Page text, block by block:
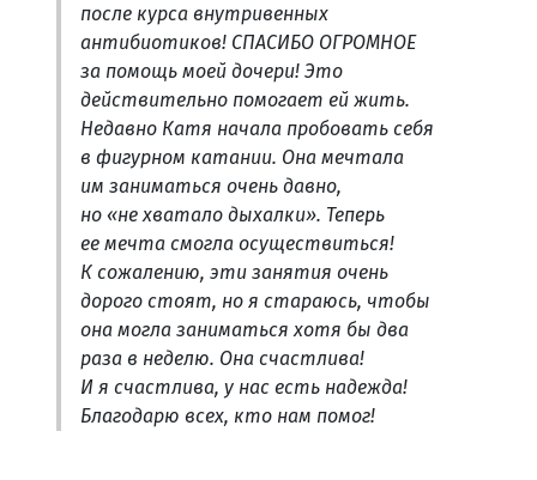
после курса внутривенных
антибиотиков! СПАСИБО ОГРОМНОЕ
за помощь моей дочери! Это
действительно помогает ей жить.
Недавно Катя начала пробовать себя
в фигурном катании. Она мечтала
им заниматься очень давно,
но «не хватало дыхалки». Теперь
ее мечта смогла осуществиться!
К сожалению, эти занятия очень
дорого стоят, но я стараюсь, чтобы
она могла заниматься хотя бы два
раза в неделю. Она счастлива!
И я счастлива, у нас есть надежда!
Благодарю всех, кто нам помог!